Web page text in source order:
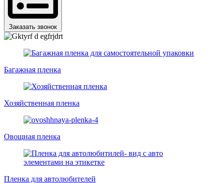
Заказать звонок
Багажная пленка
Хозяйственная пленка
Овощная пленка
Пленка для автолюбителей